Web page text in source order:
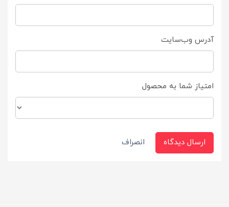
آدرس وب‌سایت
امتیاز شما به محصول
ارسال دیدگاه انصراف